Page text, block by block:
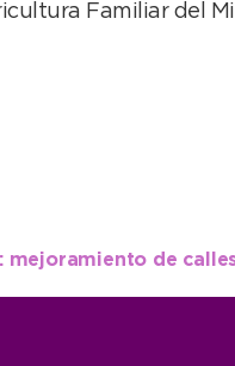
Familiar del
mejoramiento de